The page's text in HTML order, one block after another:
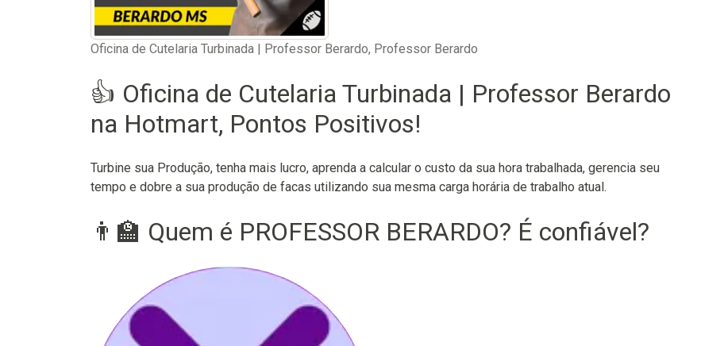
Oficina de Cutelaria Turbinada | Professor Berardo, Professor Berardo
👍 Oficina de Cutelaria Turbinada | Professor Berardo
na Hotmart, Pontos Positivos!
Turbine sua Produção, tenha mais lucro, aprenda a calcular o custo da sua hora trabalhada, gerencia seu
tempo e dobre a sua produção de facas utilizando sua mesma carga horária de trabalho atual.
👨‍🏫 Quem é PROFESSOR BERARDO? É confiável?